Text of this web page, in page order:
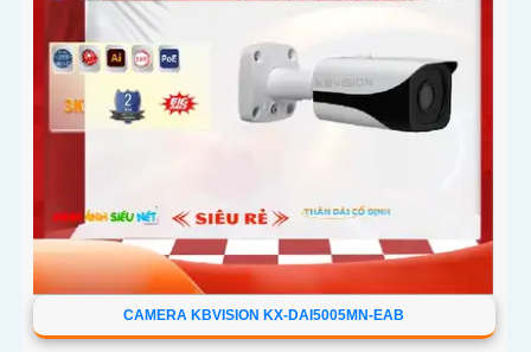
CAMERA KBVISION KX-DAI5005MN-EAB